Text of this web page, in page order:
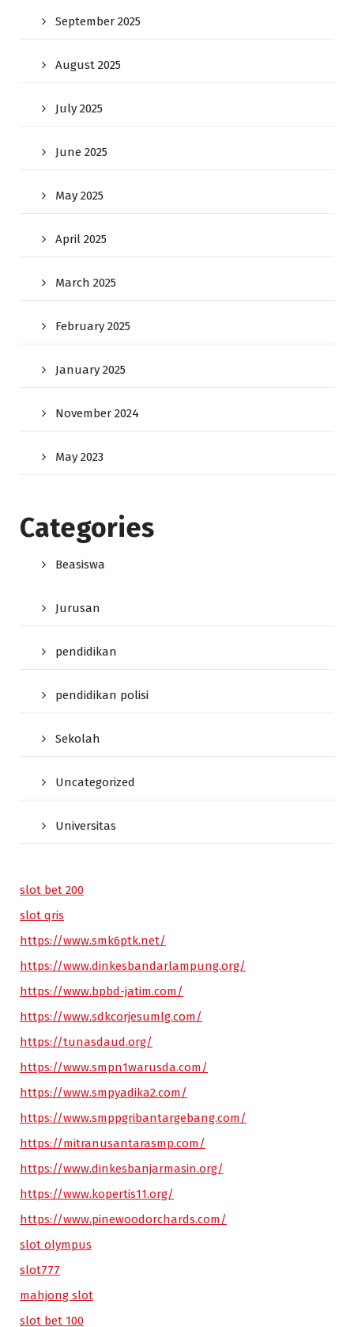
September 2025
August 2025
July 2025
June 2025
May 2025
April 2025
March 2025
February 2025
January 2025
November 2024
May 2023
Categories
Beasiswa
Jurusan
pendidikan
pendidikan polisi
Sekolah
Uncategorized
Universitas
slot bet 200
slot qris
https://www.smk6ptk.net/
https://www.dinkesbandarlampung.org/
https://www.bpbd-jatim.com/
https://www.sdkcorjesumlg.com/
https://tunasdaud.org/
https://www.smpn1warusda.com/
https://www.smpyadika2.com/
https://www.smppgribantargebang.com/
https://mitranusantarasmp.com/
https://www.dinkesbanjarmasin.org/
https://www.kopertis11.org/
https://www.pinewoodorchards.com/
slot olympus
slot777
mahjong slot
slot bet 100